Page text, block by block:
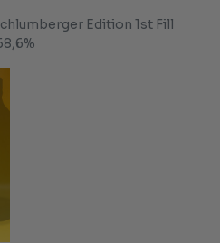
Edition 1st Fill